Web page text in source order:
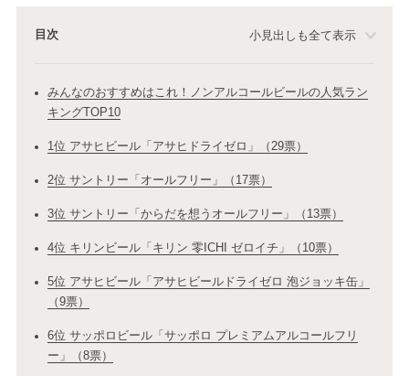
目次 小見出しも全て表示
みんなのおすすめはこれ！ノンアルコールビールの人気ラン
キングTOP10
1位 アサヒビール「アサヒドライゼロ」（29票）
2位 サントリー「オールフリー」（17票）
3位 サントリー「からだを想うオールフリー」（13票）
4位 キリンビール「キリン 零ICHI ゼロイチ」（10票）
5位 アサヒビール「アサヒビールドライゼロ 泡ジョッキ缶」
（9票）
6位 サッポロビール「サッポロ プレミアムアルコールフリ
ー」（8票）